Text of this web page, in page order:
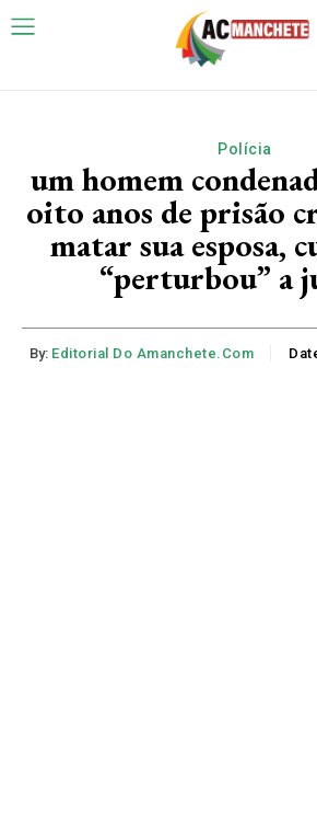
Polícia
um homem
oito anos de prisão
matar sua esposa,
“perturbou” a
By: Editorial Do Amanchete.com